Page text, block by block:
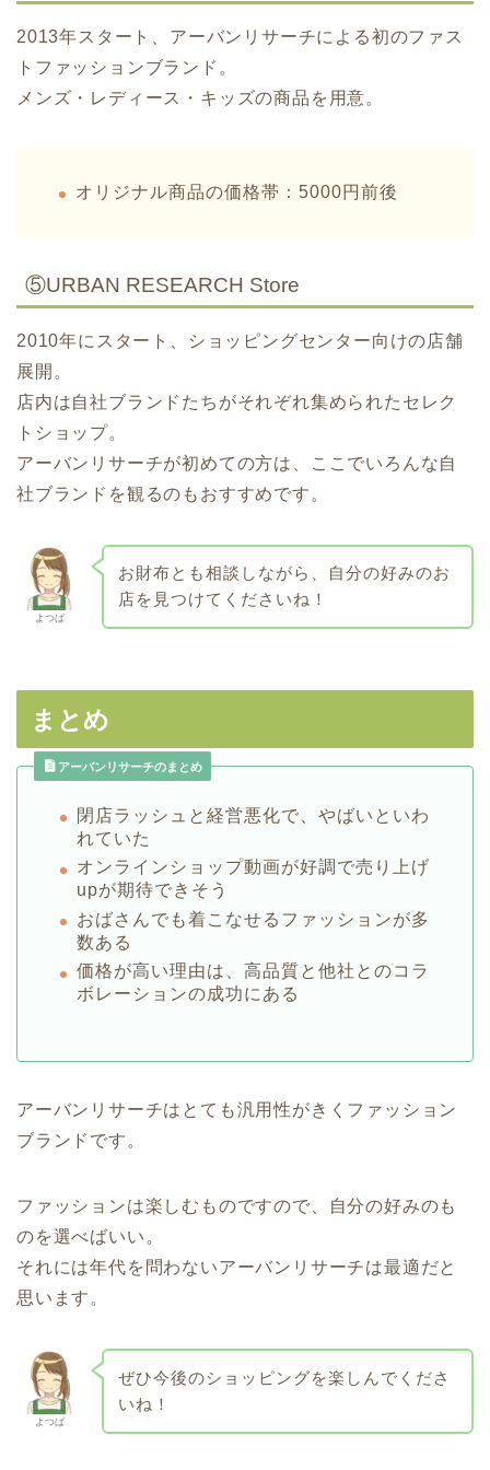
2013年スタート、 アーバンリサーチによる初のファス
トファッションブランド。
メンズ・レディース・キッズの商品を用意。
オリジナル商品の価格帯：5000円前後
⑤URBAN RESEARCH Store
2010年にスタート、ショッピングセンター向けの店舗
展開。
店内は自社ブランドたちがそれぞれ集められたセレク
トショップ。
アーバンリサーチが初めての方は、ここでいろんな自
社ブランドを観るのもおすすめです。
よつば
お財布とも相談しながら、自分の好みのお
店を見つけてくださいね！
まとめ
アーバンリサーチのまとめ
閉店ラッシュと経営悪化で、やばいといわ
れていた
オンラインショップ動画が好調で売り上げ
upが期待できそう
おばさんでも着こなせるファッションが多
数ある
価格が高い理由は、高品質と他社とのコラ
ボレーションの成功にある
アーバンリサーチはとても汎用性がきくファッション
ブランドです。
ファッションは楽しむものですので、自分の好みのも
のを選べばいい。
それには年代を問わないアーバンリサーチは最適だと
思います。
よつば
ぜひ今後のショッピングを楽しんでくださ
いね！